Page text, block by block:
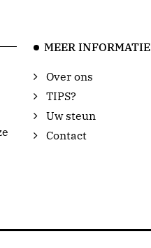
MEER INFORMATIE
Over ons
TIPS?
Uw steun
Contact